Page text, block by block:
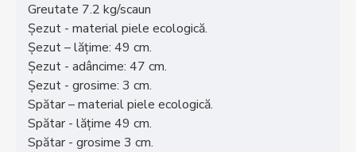
Greutate 7.2 kg/scaun
Șezut - material piele ecologică.
Șezut – lățime: 49 cm.
Șezut - adâncime: 47 cm.
Șezut - grosime: 3 cm.
Spătar – material piele ecologică.
Spătar - lățime 49 cm.
Spătar - grosime 3 cm.